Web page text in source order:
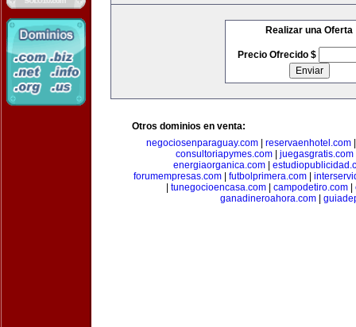
Realizar una Oferta
Precio Ofrecido $
Otros dominios en venta:
negociosenparaguay.com
reservaenhotel.com
consultoriapymes.com
juegasgratis.com
energiaorganica.com|
forumempresas.com
futbolprimera.com
tunegocioencasa.com| campodetiro.com|
ganadineroahora.com|